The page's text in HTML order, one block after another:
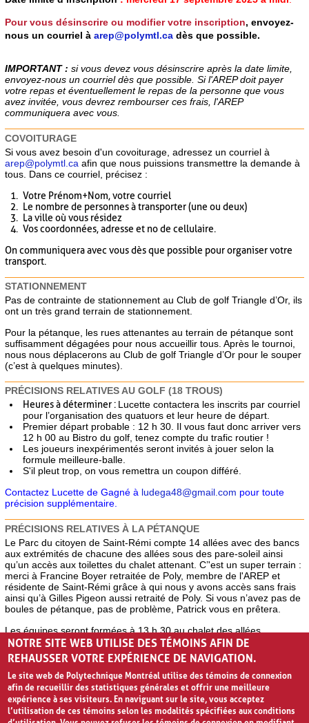
Pour vous désinscrire ou modifier votre inscription, envoyez-
nous un courriel à arep@polymtl.ca dès que possible.
IMPORTANT : si vous devez vous désinscrire après la date limite,
envoyez-nous un courriel dès que possible. Si l'AREP doit payer
votre repas et éventuellement le repas de la personne que vous
avez invitée, vous devrez rembourser ces frais, l'AREP
communiquera avec vous.
COVOITURAGE
Si vous avez besoin d'un covoiturage, adressez un courriel à
arep@polymtl.ca afin que nous puissions transmettre la demande à
tous. Dans ce courriel, précisez :
Votre Prénom+Nom, votre courriel
Le nombre de personnes à transporter (une ou deux)
La ville où vous résidez
Vos coordonnées, adresse et no de cellulaire.
On communiquera avec vous dès que possible pour organiser votre
transport.
STATIONNEMENT
Pas de contrainte de stationnement au Club de golf Triangle d’Or, ils
ont un très grand terrain de stationnement.
Pour la pétanque, les rues attenantes au terrain de pétanque sont
suffisamment dégagées pour nous accueillir tous. Après le tournoi,
nous nous déplacerons au Club de golf Triangle d’Or pour le souper
(c’est à quelques minutes).
PRÉCISIONS RELATIVES AU GOLF (18 TROUS)
Heures à déterminer : Lucette contactera les inscrits par courriel
pour l’organisation des quatuors et leur heure de départ.
Premier départ probable : 12 h 30. Il vous faut donc arriver vers
12 h 00 au Bistro du golf, tenez compte du trafic routier !
Les joueurs inexpérimentés seront invités à jouer selon la
formule meilleure-balle.
S'il pleut trop, on vous remettra un coupon différé.
Contactez Lucette de Gagné à ludega48@gmail.com pour toute
précision supplémentaire.
PRÉCISIONS RELATIVES À LA PÉTANQUE
Le Parc du citoyen de Saint-Rémi compte 14 allées avec des bancs
aux extrémités de chacune des allées sous des pare-soleil ainsi
qu’un accès aux toilettes du chalet attenant. C’'est un super terrain :
merci à Francine Boyer retraitée de Poly, membre de l'AREP et
résidente de Saint-Rémi grâce à qui nous y avons accès sans frais
ainsi qu’à Gilles Pigeon aussi retraité de Poly. Si vous n’avez pas de
boules de pétanque, pas de problème, Patrick vous en prêtera.
Les équipes seront formées à 13 h 30 au chalet des allées.
Cliquez icipour tout savoir sur la pétanque (et merci encore à
Patrick Isac pour ce texte plein d'humour).
Polytechnique Montréal
NOTRE SITE WEB UTILISE DES TÉMOINS AFIN DE
REHAUSSER VOTRE EXPÉRIENCE DE NAVIGATION.
Le site web de Polytechnique Montréal utilise des témoins de connexion
afin de recueillir des statistiques générales et offrir une meilleure
expérience à ses visiteurs. En naviguant sur le site, vous acceptez
l’utilisation de ces témoins selon les modalités spécifiées aux conditions